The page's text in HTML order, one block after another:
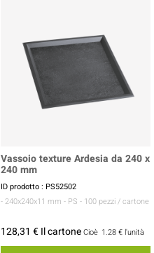
Vassoio texture Ardesia da 240 x
240 mm
ID prodotto : PS52502
- 240x240x11 mm - PS - 100 pezzi / cartone
128,31 € Il cartoneCioè 1.28 € l'unità